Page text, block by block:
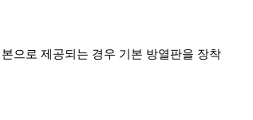
으로 제공되는 경우 기본 방열판을 장착